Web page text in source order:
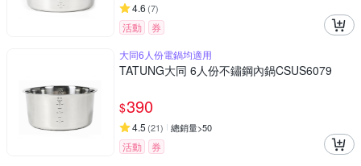
4.6 (7)
活動
券
大同6人份電鍋均適用
TATUNG大同 6人份不鏽鋼內鍋CSUS6079
$390
4.5 (21) 總銷量>50
活動
券